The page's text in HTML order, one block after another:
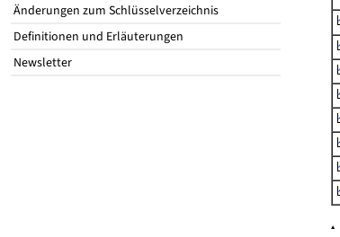
Änderungen zum Schlüsselverzeichnis
Definitionen und Erläuterungen
Newsletter
▴